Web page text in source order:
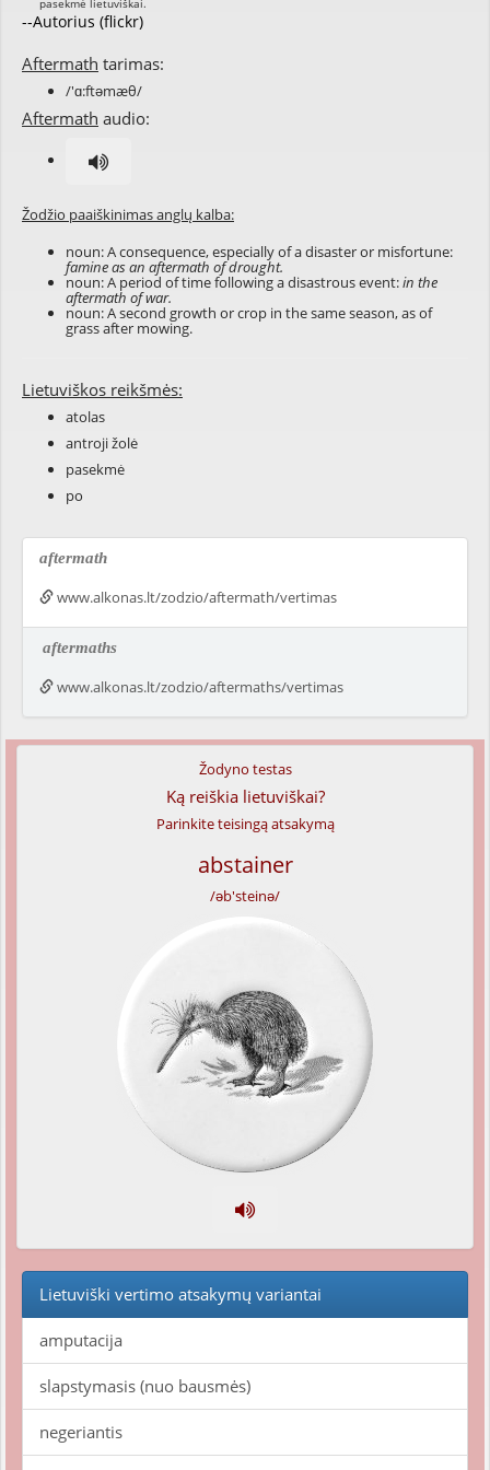
--Autorius (flickr)
Aftermath tarimas:
/'ɑ:ftəmæθ/
Aftermath audio:
Žodžio paaiškinimas anglų kalba:
noun: A consequence, especially of a disaster or misfortune:
famine as an aftermath of drought.
noun: A period of time following a disastrous event:in the
aftermath of war.
noun: A second growth or crop in the same season, as of
grass after mowing.
Lietuviškos reikšmės:
atolas
antroji žolė
pasekmė
po
aftermath
www.alkonas.lt/zodzio/aftermath/vertimas
aftermaths
www.alkonas.lt/zodzio/aftermaths/vertimas
Žodyno testas
Ką reiškia lietuviškai?
Parinkite teisingą atsakymą
abstainer
/əb'steinə/
Lietuviški vertimo atsakymų variantai
amputacija
slapstymasis (nuo bausmės)
negeriantis